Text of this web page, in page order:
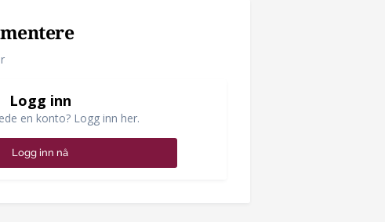
Logg inn
en konto? Logg inn her.
Logg inn nå